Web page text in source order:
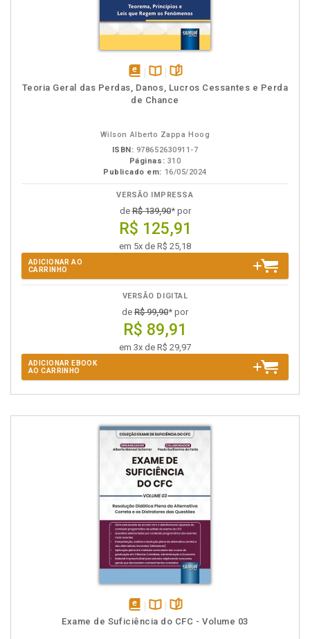
disponível
em
Disponível
na
páginas
Teoria Geral das Perdas, Danos, Lucros Cessantes e Perda
de Chance
Wilson Alberto Zappa Hoog
ISBN: 978652630911-7
Páginas: 310
Publicado em: 16/05/2024
VERSÃO IMPRESSA
deR$ 139,90* por
R$ 125,91
em 5x de R$ 25,18
ADICIONAR AO
CARRINHO
VERSÃO DIGITAL
de R$ 99,90* por
R$ 89,91
em 3x de R$ 29,97
ADICIONAR EBOOK
AO CARRINHO
disponívelDisponível
páginas
Exame de Suficiência do CFC - Volume 03